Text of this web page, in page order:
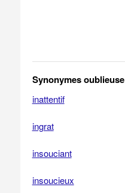
Synonymes oublieuse
inattentif
ingrat
insouciant
insoucieux